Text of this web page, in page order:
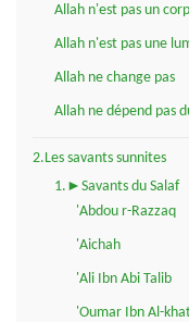
Allah n'est pas un
Allah n'est pas une
Allah ne change pas
Allah ne dépend pas
2.Les savants sunnites
1.►Savants du Salaf
'Abdou r-Razzaq
'Aichah
'Ali Ibn Abi Talib
'Oumar Ibn Al-